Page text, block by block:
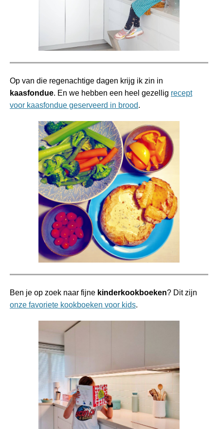
Op van die regenachtige dagen krijg ik zin in
kaasfondue. En we hebben een heel gezellig recept
voor kaasfondue geserveerd in brood.
Ben je op zoek naar fijne kinderkookboeken? Dit zijn
onze favoriete kookboeken voor kids.